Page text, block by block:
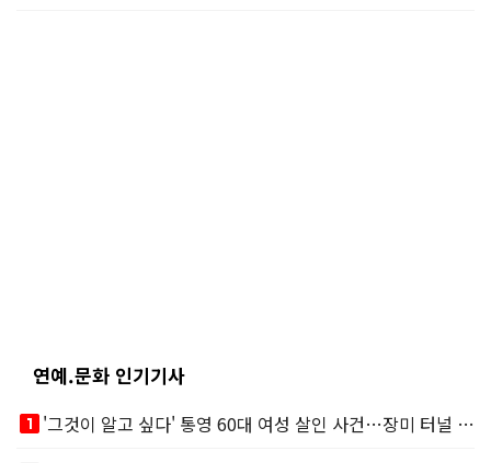
연예.문화 인기기사
looks_one
'그것이 알고 싶다' 통영 60대 여성 살인 사건…장미 터널 아래 킬러, 누구냐 넌?